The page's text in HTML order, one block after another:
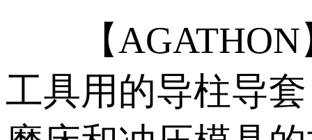
【AGATHON
工具用的导柱导